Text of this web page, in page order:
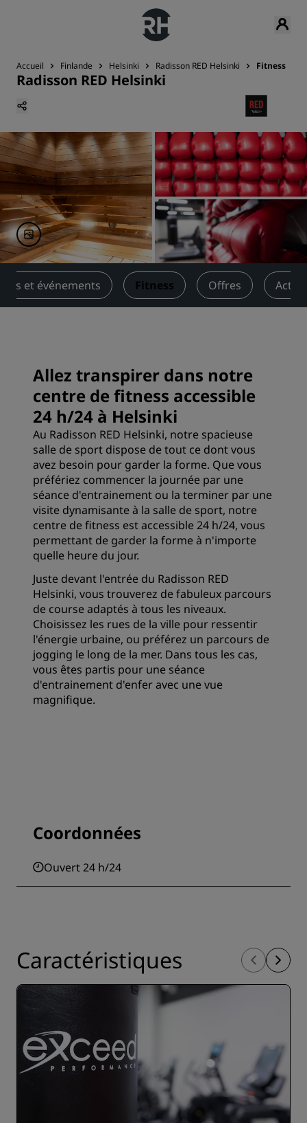
Accueil Finlande Helsinki Radisson RED Helsinki Fitness
Radisson RED Helsinki
et événements Fitness Offres
Allez transpirer dans notre
centre de fitness accessible
24 h/24 à Helsinki
Au Radisson RED Helsinki, notre spacieuse
salle de sport dispose de tout ce dont vous
avez besoin pour garder la forme. Que vous
préfériez commencer la journée par une
séance d'entrainement ou la terminer par une
visite dynamisante à la salle de sport, notre
centre de fitness est accessible 24 h/24, vous
permettant de garder la forme à n'importe
quelle heure du jour.
Juste devant l'entrée du Radisson RED
Helsinki, vous trouverez de fabuleux parcours
de course adaptés à tous les niveaux.
Choisissez les rues de la ville pour ressentir
l'énergie urbaine, ou préférez un parcours de
jogging le long de la mer. Dans tous les cas,
vous êtes partis pour une séance
d'entrainement d'enfer avec une vue
magnifique.
Coordonnées
Ouvert 24 h/24
Caractéristiques